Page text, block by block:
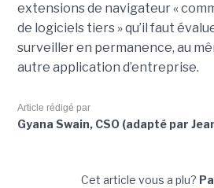
extensions de navigateur «
de logiciels tiers » qu’il faut
surveiller en permanence, au
autre application d’entreprise.
Article rédigé par
Gyana Swain, CSO (adapté par
Cet article vous a plu?